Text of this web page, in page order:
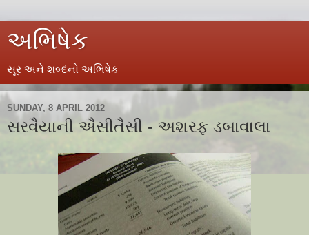
અભિષેક
સૂર અને શબ્દનો અભિષેક
SUNDAY, 8 APRIL 2012
સરવૈયાની ઐસીતૈસી - અશરફ ડબાવાલા